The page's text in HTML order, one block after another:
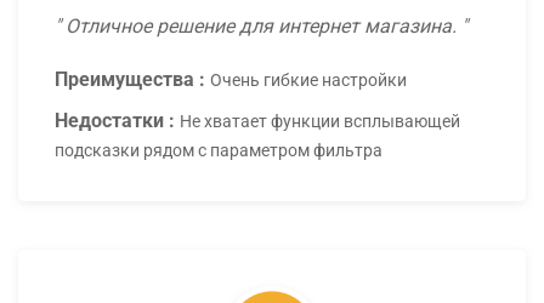
Отличное решение для интернет магазина.
Преимущества : Очень гибкие настройки
Недостатки : Не хватает функции всплывающей
подсказки рядом с параметром фильтра